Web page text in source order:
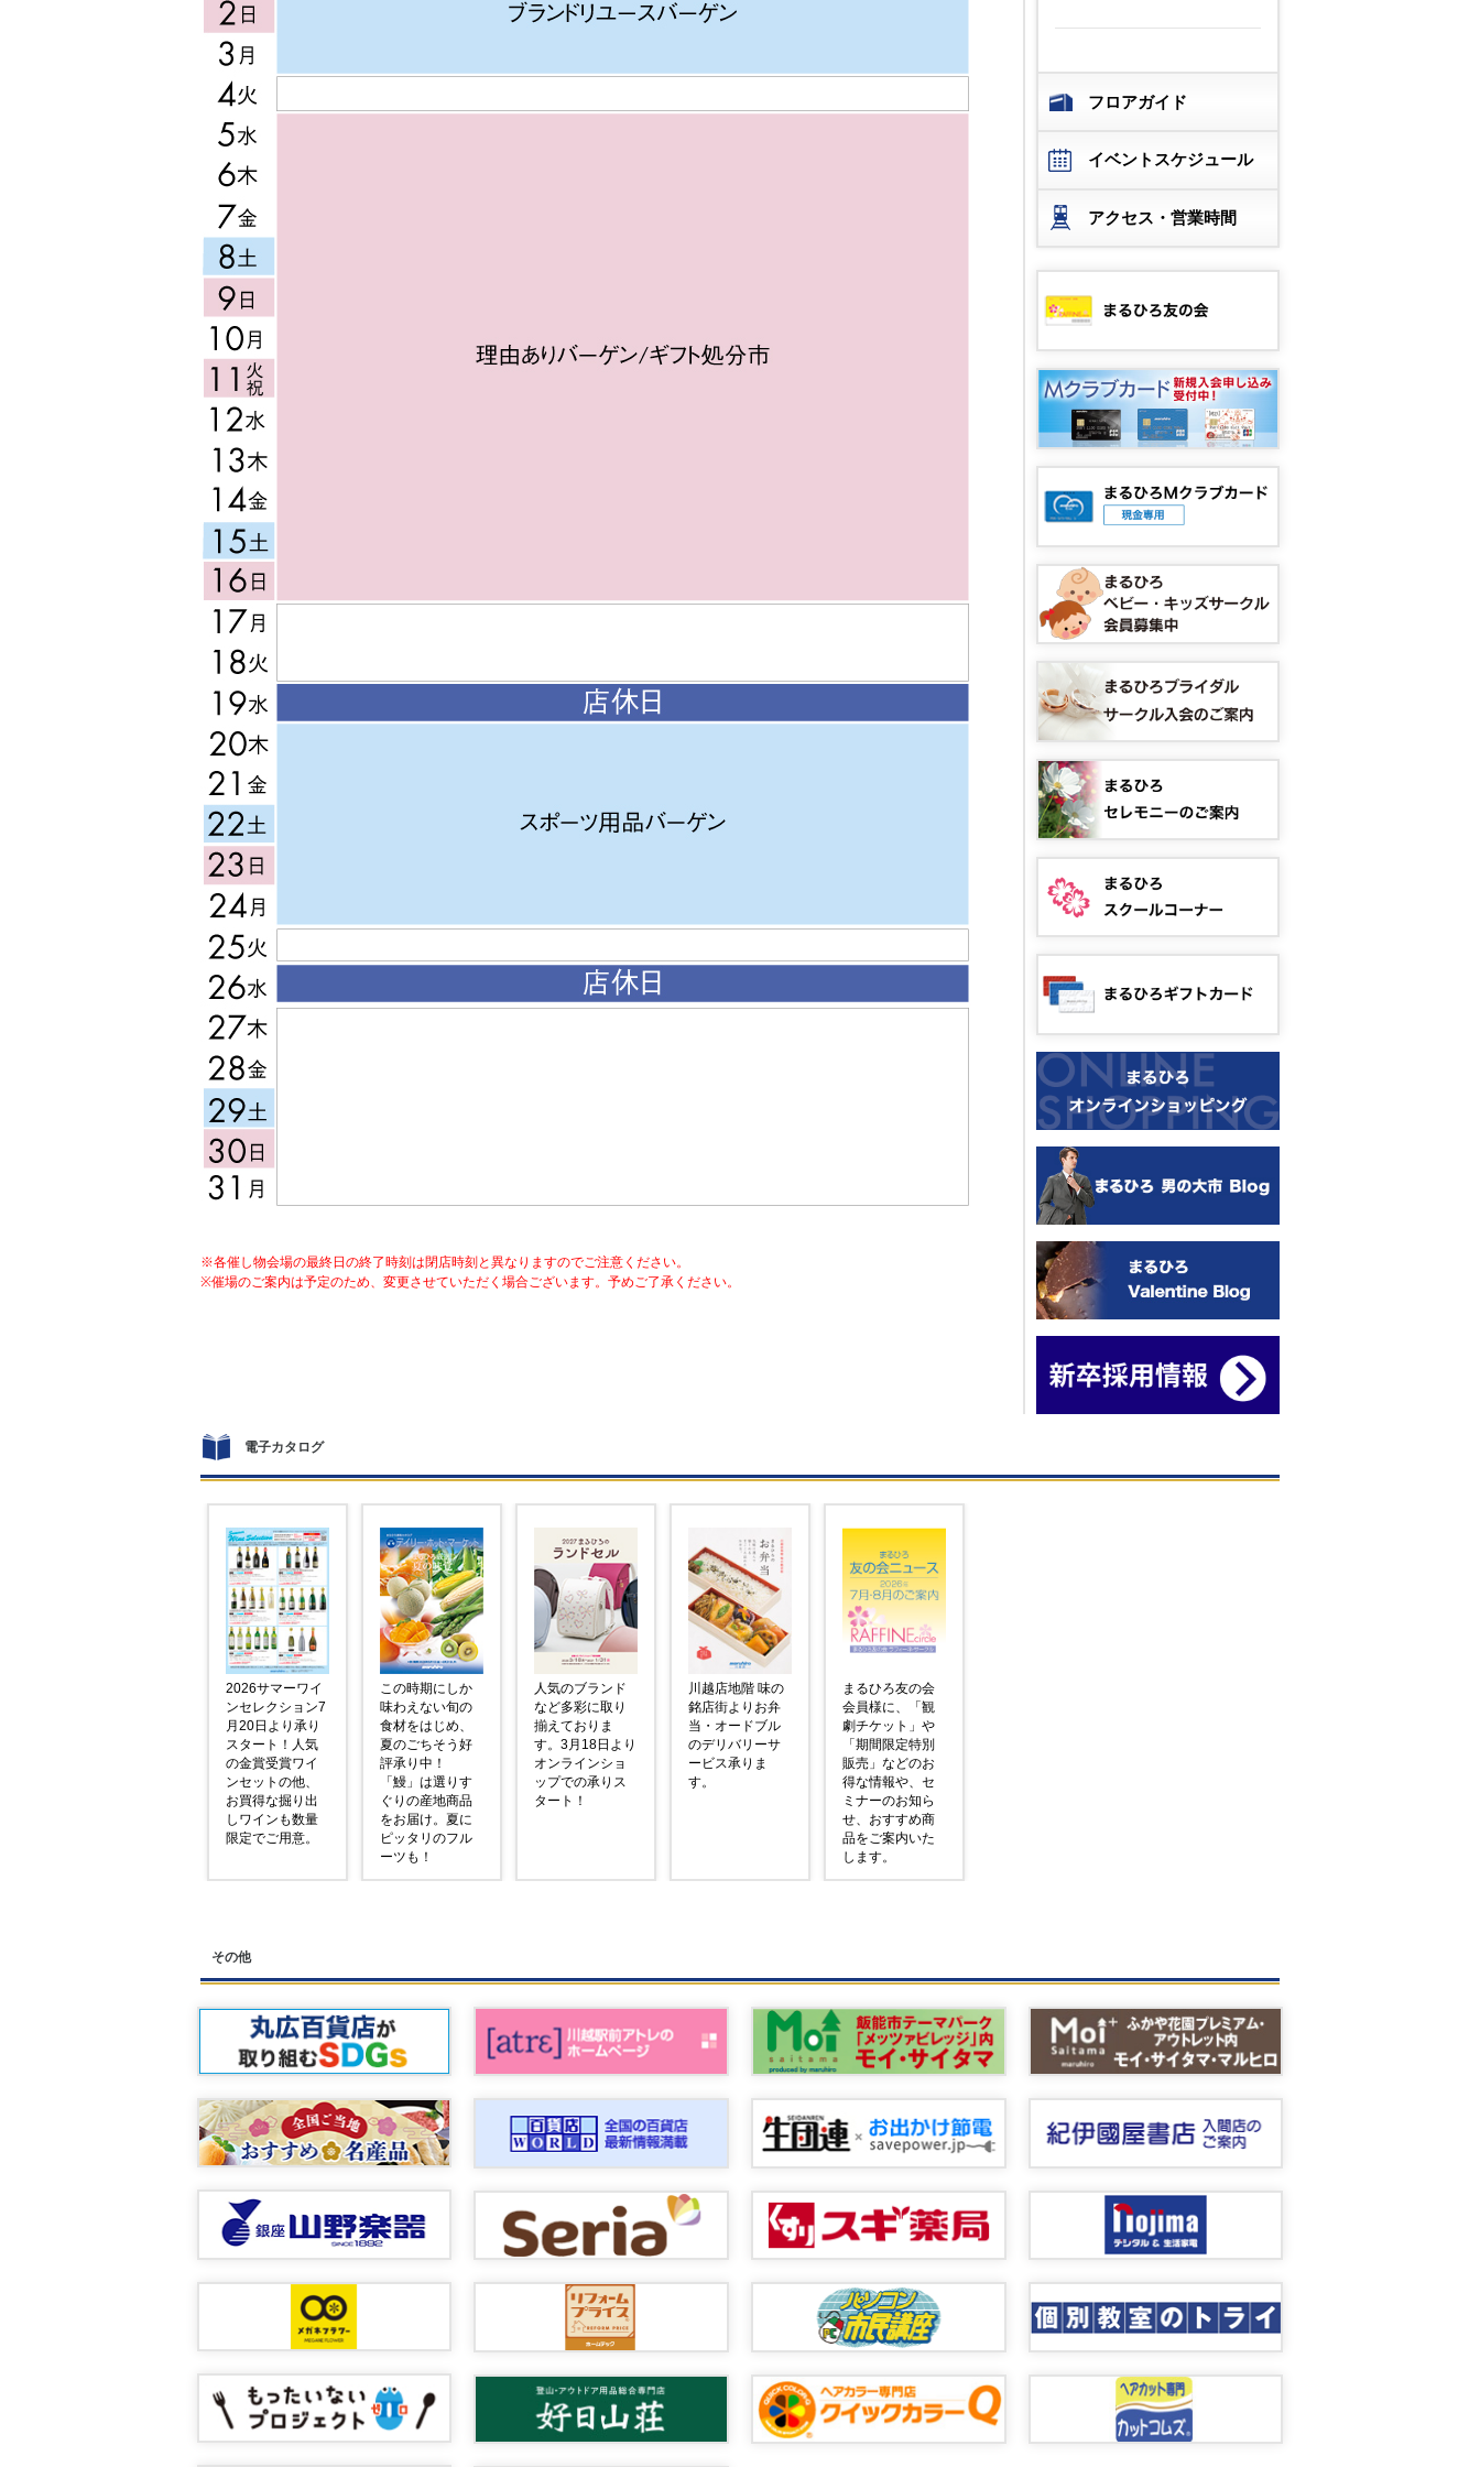
※各催し物会場の最終日の終了時刻は閉店時刻と異なりますのでご注意ください。
※催場のご案内は予定のため、変更させていただく場合ございます。予めご了承ください。
フロアガイド
イベントスケジュール
アクセス・営業時間
電子カタログ
2026サマーワイ
ンセレクション7
月20日より承り
スタート！人気
の金賞受賞ワイ
ンセットの他、
お買得な掘り出
しワインも数量
限定でご用意。
この時期にしか
味わえない旬の
食材をはじめ、
夏のごちそう好
評承り中！
「鰻」は選りす
ぐりの産地商品
をお届け。夏に
ピッタリのフル
ーツも！
人気のブランド
など多彩に取り
揃えておりま
す。3月18日より
オンラインショ
ップでの承りス
タート！
川越店地階 味の
銘店街よりお弁
当・オードブル
のデリバリーサ
ービス承りま
す。
まるひろ友の会
会員様に、「観
劇チケット」や
「期間限定特別
販売」などのお
得な情報や、セ
ミナーのお知ら
せ、おすすめ商
品をご案内いた
します。
その他